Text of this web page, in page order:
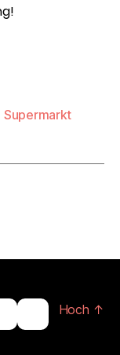
Supermarkt
Hoch ↑